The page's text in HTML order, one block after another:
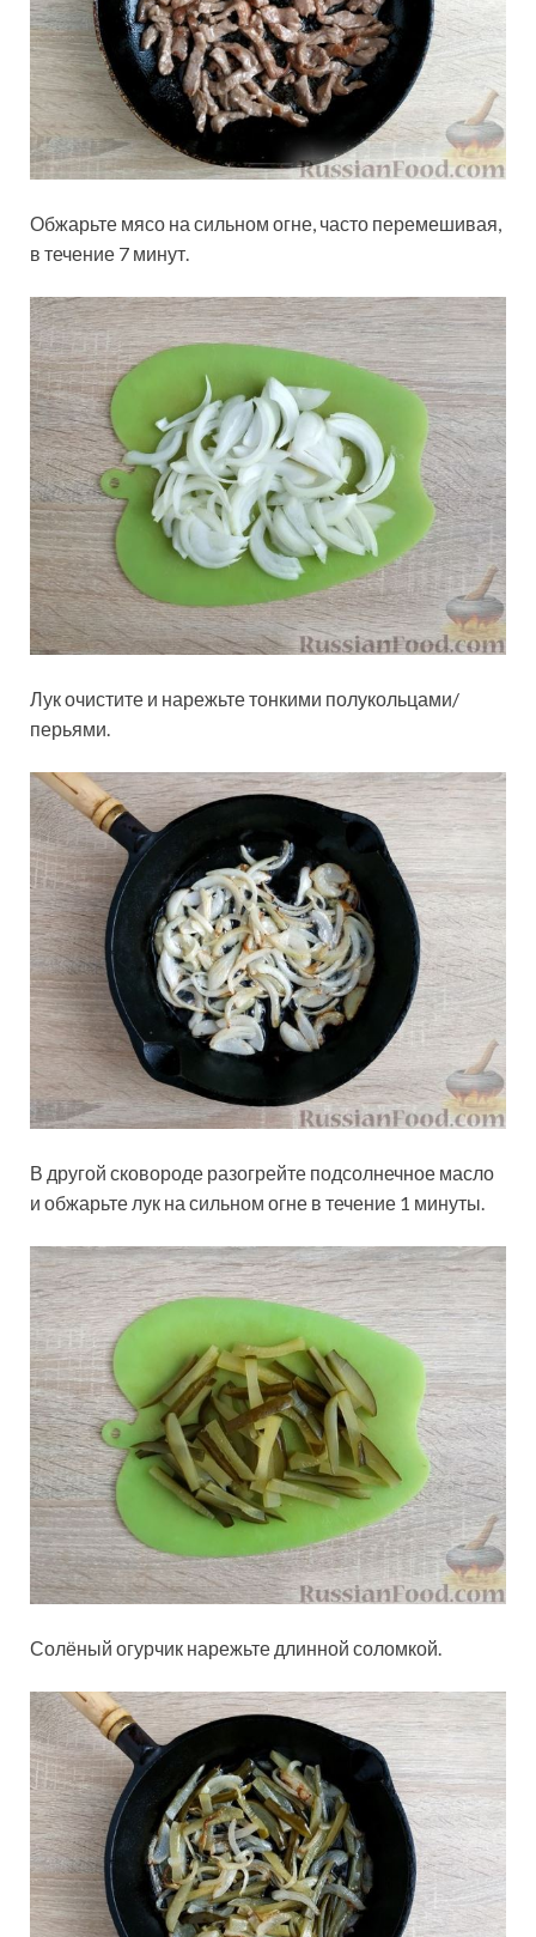
Обжарьте мясо на сильном огне, часто перемешивая,
в течение 7 минут.
Лук очистите и нарежьте тонкими полукольцами/
перьями.
В другой сковороде разогрейте подсолнечное масло
и обжарьте лук на сильном огне в течение 1 минуты.
Солёный огурчик нарежьте длинной соломкой.